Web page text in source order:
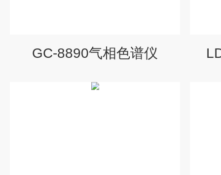
GC-8890气相色谱仪